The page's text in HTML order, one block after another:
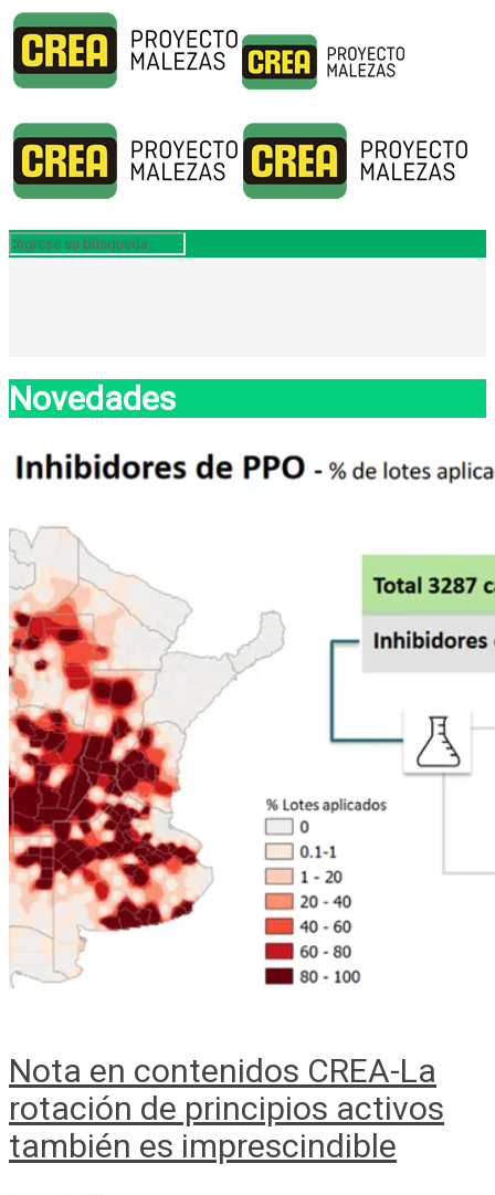
Novedades
Nota en contenidos CREA-La
rotación de principios activos
también es imprescindible